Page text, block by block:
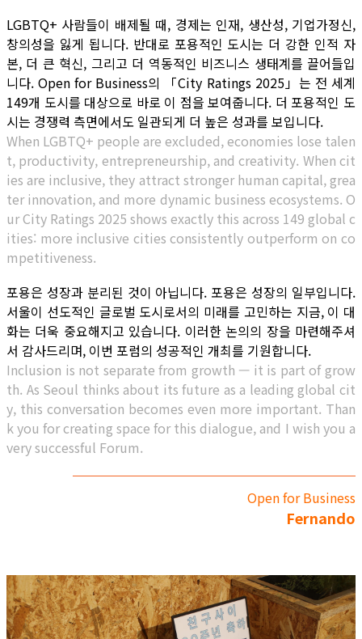
LGBTQ+ 사람들이 배제될 때, 경제는 인재, 생산성, 기업가정신,
창의성을 잃게 됩니다. 반대로 포용적인 도시는 더 강한 인적 자
본, 더 큰 혁신, 그리고 더 역동적인 비즈니스 생태계를 끌어들입
니다. Open for Business의 「City Ratings 2025」는 전 세계
149개 도시를 대상으로 바로 이 점을 보여줍니다. 더 포용적인 도
시는 경쟁력 측면에서도 일관되게 더 높은 성과를 보입니다.
When LGBTQ+ people are excluded, economies lose talen
t, productivity, entrepreneurship, and creativity. When cit
ies are inclusive, they attract stronger human capital, grea
ter innovation, and more dynamic business ecosystems. O
ur City Ratings 2025 shows exactly this across 149 global c
ities: more inclusive cities consistently outperform on co
mpetitiveness.
포용은 성장과 분리된 것이 아닙니다. 포용은 성장의 일부입니다.
서울이 선도적인 글로벌 도시로서의 미래를 고민하는 지금, 이 대
화는 더욱 중요해지고 있습니다. 이러한 논의의 장을 마련해주셔
서 감사드리며, 이번 포럼의 성공적인 개최를 기원합니다.
Inclusion is not separate from growth — it is part of grow
th. As Seoul thinks about its future as a leading global cit
y, this conversation becomes even more important. Than
k you for creating space for this dialogue, and I wish you a
very successful Forum.
Open for Business
Fernando